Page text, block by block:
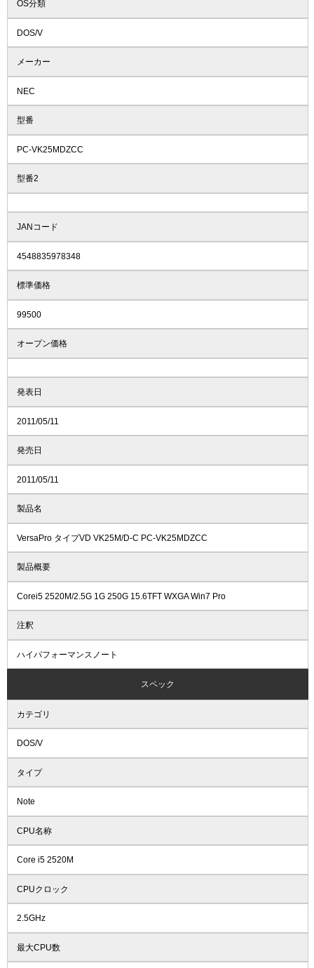
OS分類
DOS/V
メーカー
NEC
型番
PC-VK25MDZCC
型番2
JANコード
4548835978348
標準価格
99500
オープン価格
発表日
2011/05/11
発売日
2011/05/11
製品名
VersaPro タイプVD VK25M/D-C PC-VK25MDZCC
製品概要
Corei5 2520M/2.5G 1G 250G 15.6TFT WXGA Win7 Pro
注釈
ハイパフォーマンスノート
スペック
カテゴリ
DOS/V
タイプ
Note
CPU名称
Core i5 2520M
CPUクロック
2.5GHz
最大CPU数